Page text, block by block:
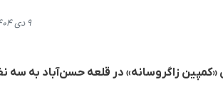
۹ دی ۱۴۰۴، ۱۳:۱۸
«کمپین زاگروسانە» در قلعە حسن‌آباد به سه